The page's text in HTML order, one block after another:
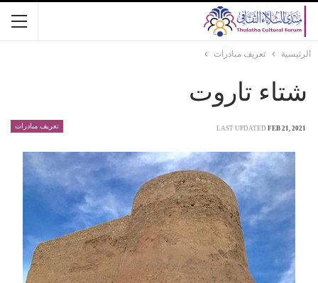
الرئيسية تعريف مبادرات
شتاء تاروت
تعريف مبادرات LAST UPDATED FEB 21, 2021